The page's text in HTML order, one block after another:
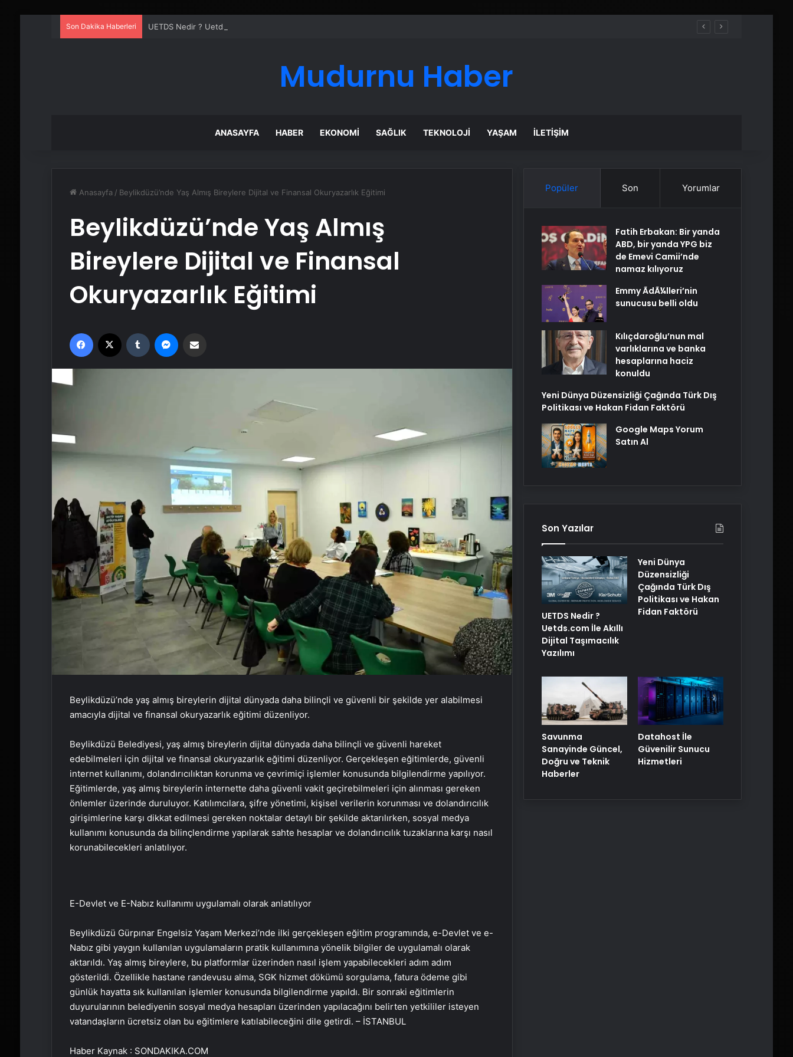
Son Dakika Haberleri UETDS Nedir ? Uetds.com İle Akıllı Dijital Taşımacılık Yazılımı
Mudurnu Haber
ANASAYFA HABER EKONOMI SAĞLIK TEKNOLOJI YAŞAM İLETIŞIM
Anasayfa / Beylikdüzü’nde Yaş Almış Bireylere Dijital ve Finansal Okuryazarlık Eğitimi
Beylikdüzü’nde Yaş Almış
Bireylere Dijital ve Finansal
Okuryazarlık Eğitimi
Facebook Tumblr
Beylikdüzü’nde yaş almış bireylerin dijital dünyada daha bilinçli ve güvenli bir şekilde yer alabilmesi
amacıyla dijital ve finansal okuryazarlık eğitimi düzenliyor.
Beylikdüzü Belediyesi, yaş almış bireylerin dijital dünyada daha bilinçli ve güvenli hareket
edebilmeleri için dijital ve finansal okuryazarlık eğitimi düzenliyor. Gerçekleşen eğitimlerde, güvenli
internet kullanımı, dolandırıcılıktan korunma ve çevrimiçi işlemler konusunda bilgilendirme yapılıyor.
Eğitimlerde, yaş almış bireylerin internette daha güvenli vakit geçirebilmeleri için alınması gereken
önlemler üzerinde duruluyor. Katılımcılara, şifre yönetimi, kişisel verilerin korunması ve dolandırıcılık
girişimlerine karşı dikkat edilmesi gereken noktalar detaylı bir şekilde aktarılırken, sosyal medya
kullanımı konusunda da bilinçlendirme yapılarak sahte hesaplar ve dolandırıcılık tuzaklarına karşı nasıl
korunabilecekleri anlatılıyor.
E-Devlet ve E-Nabız kullanımı uygulamalı olarak anlatılıyor
Beylikdüzü Gürpınar Engelsiz Yaşam Merkezi’nde ilki gerçekleşen eğitim programında, e-Devlet ve e-
Nabız gibi yaygın kullanılan uygulamaların pratik kullanımına yönelik bilgiler de uygulamalı olarak
aktarıldı. Yaş almış bireylere, bu platformlar üzerinden nasıl işlem yapabilecekleri adım adım
gösterildi. Özellikle hastane randevusu alma, SGK hizmet dökümü sorgulama, fatura ödeme gibi
günlük hayatta sık kullanılan işlemler konusunda bilgilendirme yapıldı. Bir sonraki eğitimlerin
duyurularının belediyenin sosyal medya hesapları üzerinden yapılacağını belirten yetkililer isteyen
vatandaşların ücretsiz olan bu eğitimlere katılabileceğini dile getirdi. – İSTANBUL
Haber Kaynak : SONDAKIKA.COM
Google Maps Yorum Satın Al
Meydanlarda ‘kilo kontrolü’
Popüler Son Yorumlar
Fatih Erbakan: Bir yanda
ABD, bir yanda YPG biz
de Emevi Camii’nde
namaz kılıyoruz
Emmy ÃdÃ¼lleri’nin
sunucusu belli oldu
Kılıçdaroğlu’nun mal
varlıklarına ve banka
hesaplarına haciz
konuldu
Yeni Dünya Düzensizliği Çağında Türk Dış
Politikası ve Hakan Fidan Faktörü
Google Maps Yorum
Satın Al
Son Yazılar
UETDS Nedir ?
Uetds.com İle Akıllı
Dijital Taşımacılık
Yazılımı
Yeni Dünya
Düzensizliği
Çağında Türk Dış
Politikası ve Hakan
Fidan Faktörü
Savunma
Sanayinde Güncel,
Doğru ve Teknik
Haberler
Datahost İle
Güvenilir Sunucu
Hizmetleri